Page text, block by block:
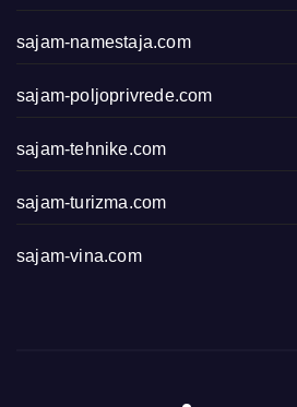
sajam-namestaja.com
sajam-poljoprivrede.com
sajam-tehnike.com
sajam-turizma.com
sajam-vina.com